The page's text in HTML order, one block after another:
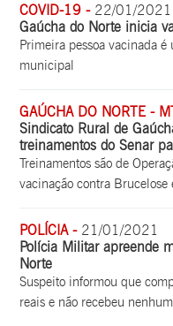
COVID-19 - 22/01/2021
Gaúcha do Norte inicia
Primeira pessoa vacinada
municipal
GAÚCHA DO NORTE -
Sindicato Rural de
treinamentos do Senar
Treinamentos são de
vacinação contra
POLÍCIA - 21/01/2021
Polícia Militar apreende
Norte
Suspeito informou que
reais e não recebeu